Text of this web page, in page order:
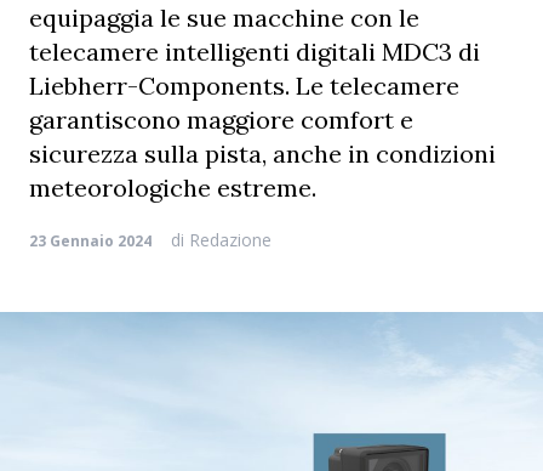
equipaggia le sue macchine con le
telecamere intelligenti digitali MDC3 di
Liebherr-Components. Le telecamere
garantiscono maggiore comfort e
sicurezza sulla pista, anche in condizioni
meteorologiche estreme.
23 Gennaio 2024 di Redazione